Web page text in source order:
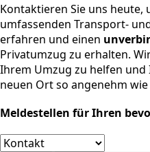
Kontaktieren Sie uns
umfassenden Transport-
erfahren und einen
Privatumzug zu erhalten.
Ihrem Umzug zu helfen
neuen Ort so angenehm
Meldestellen für Ihren